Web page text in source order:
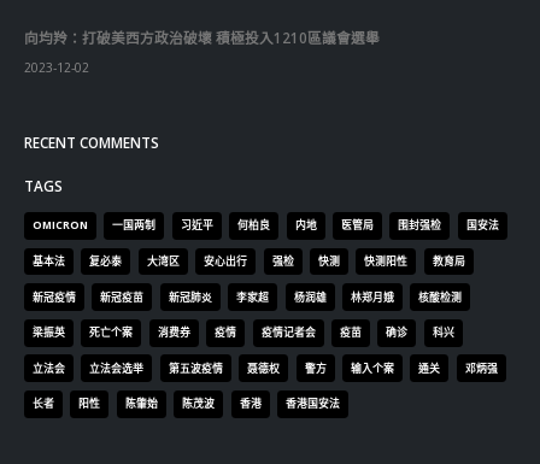
向均羚：打破美西方政治破壞 積極投入1210區議會選舉
2023-12-02
RECENT COMMENTS
TAGS
OMICRON 一国两制 习近平 何柏良 内地 医管局 围封强检 国安法
基本法 复必泰 大湾区 安心出行 强检 快测 快测阳性 教育局
新冠疫情 新冠疫苗 新冠肺炎 李家超 杨润雄 林郑月娥 核酸检测
梁振英 死亡个案 消费券 疫情 疫情记者会 疫苗 确诊 科兴
立法会 立法会选举 第五波疫情 聂德权 警方 输入个案 通关 邓炳强
长者 阳性 陈肇始 陈茂波 香港 香港国安法